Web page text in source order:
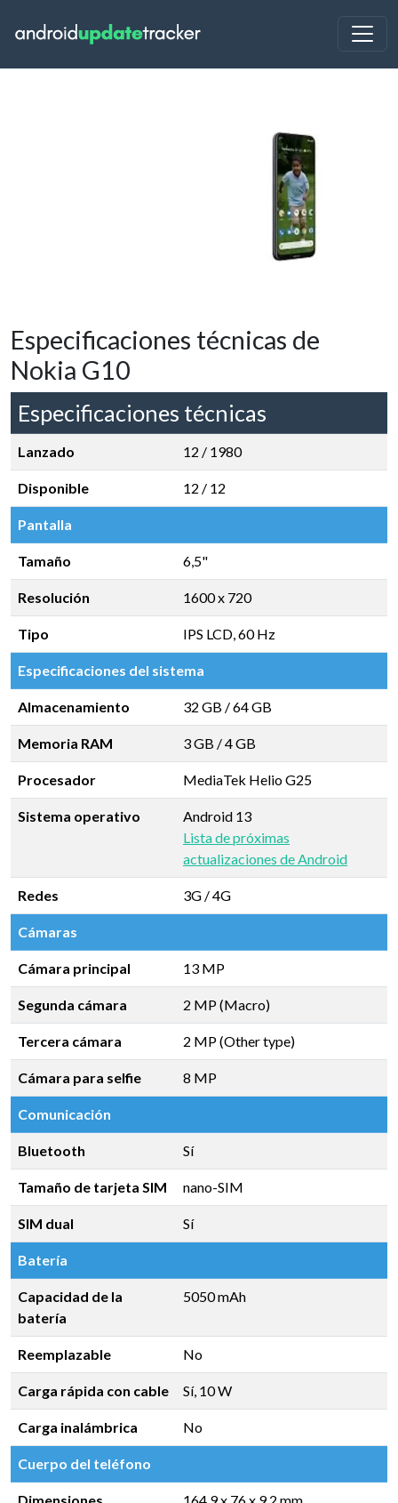
Especificaciones técnicas de
Nokia G10
Especificaciones técnicas
Lanzado 12 / 1980
Disponible 12 / 12
Pantalla
Tamaño 6,5"
Resolución 1600 x 720
Tipo IPS LCD, 60 Hz
Especificaciones del sistema
Almacenamiento 32 GB /64 GB
Memoria RAM 3 GB /4 GB
Procesador MediaTek Helio G25
Sistema operativo
Android 13
Lista de próximas
actualizaciones de Android
Redes 3G / 4G
Cámaras
Cámara principal 13 MP
Segunda cámara 2 MP (Macro)
Tercera cámara 2 MP (Other type)
Cámara para selfie 8 MP
Comunicación
Bluetooth Sí
Tamaño de tarjeta SIM nano-SIM
SIM dual Sí
Batería
Capacidad de la
batería
5050 mAh
Reemplazable No
Carga rápida con cable Sí, 10 W
Carga inalámbrica No
Cuerpo del teléfono